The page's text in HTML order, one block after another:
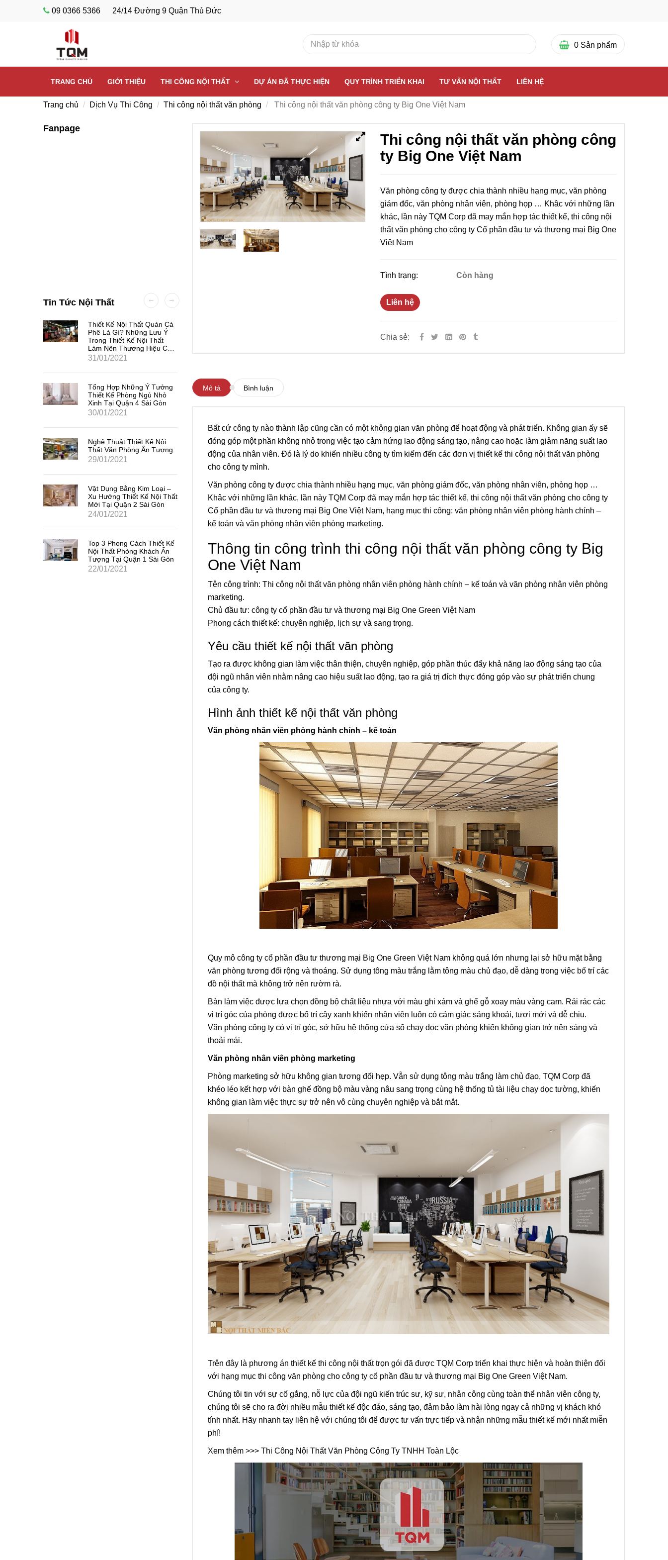
Thi công nội thất văn phòng công
ty Big One Việt Nam
Văn phòng công ty được chia thành nhiều hạng mục, văn phòng
giám đốc, văn phòng nhân viên, phòng họp … Khâc với những lần
khác, lần này TQM Corp đã may mắn hợp tác thiết kế, thi công nội
thất văn phòng cho công ty Cổ phần đầu tư và thương mại Big One
Việt Nam
Tình trạng: Còn hàng
Liên hệ
Chia sẻ:
Mô tả Bình luận
Bất cứ công ty nào thành lập cũng cần có một không gian văn phòng để hoạt động và phát triển. Không gian ấy sẽ
đóng góp một phần không nhỏ trong việc tạo cảm hứng lao động sáng tạo, nâng cao hoặc làm giảm năng suất lao
động của nhân viên. Đó là lý do khiến nhiều công ty tìm kiếm đến các đơn vị thiết kế thi công nội thất văn phòng
cho công ty mình.
Văn phòng công ty được chia thành nhiều hạng mục, văn phòng giám đốc, văn phòng nhân viên, phòng họp …
Khâc với những lần khác, lần này TQM Corp đã may mắn hợp tác thiết kế, thi công nội thất văn phòng cho công ty
Cổ phần đầu tư và thương mại Big One Việt Nam, hạng mục thi công: văn phòng nhân viên phòng hành chính –
kế toán và văn phòng nhân viên phòng marketing.
Thông tin công trình thi công nội thất văn phòng công ty Big
One Việt Nam
Tên công trình: Thi công nội thất văn phòng nhân viên phòng hành chính – kế toán và văn phòng nhân viên phòng
marketing.
Chủ đầu tư: công ty cổ phần đầu tư và thương mại Big One Green Việt Nam
Phong cách thiết kế: chuyên nghiệp, lịch sự và sang trọng.
Yêu cầu thiết kế nội thất văn phòng
Tạo ra được không gian làm việc thân thiện, chuyên nghiệp, góp phần thúc đẩy khả năng lao động sáng tạo của
đội ngũ nhân viên nhằm nâng cao hiệu suất lao động, tạo ra giá trị đích thực đóng góp vào sự phát triển chung
của công ty.
Hình ảnh thiết kế nội thất văn phòng
Văn phòng nhân viên phòng hành chính – kế toán
Quy mô công ty cổ phần đầu tư thương mại Big One Green Việt Nam không quá lớn nhưng lại sở hữu mặt bằng
văn phòng tương đối rộng và thoáng. Sử dụng tông màu trắng lằm tông màu chủ đạo, dễ dàng trong việc bố trí các
đồ nội thất mà không trở nên rườm rà.
Bàn làm việc được lựa chọn đồng bộ chất liệu nhựa với màu ghi xám và ghế gỗ xoay màu vàng cam. Rải rác các
vị trí góc của phòng được bố trí cây xanh khiến nhân viên luôn có cảm giác sảng khoải, tươi mới và dễ chịu.
Văn phòng công ty có vị trí góc, sở hữu hệ thống cửa sổ chạy dọc văn phòng khiến không gian trở nên sáng và
thoải mái.
Văn phòng nhân viên phòng marketing
Phòng marketing sở hữu không gian tương đối hẹp. Vẫn sử dụng tông màu trắng làm chủ đạo, TQM Corp đã
khéo léo kết hợp với bàn ghế đồng bộ màu vàng nâu sang trọng cùng hệ thống tủ tài liệu chạy dọc tường, khiến
không gian làm việc thực sự trở nên vô cùng chuyên nghiệp và bắt mắt.
Trên đây là phương án thiết kế thi công nội thất trọn gói đã được TQM Corp triển khai thực hiện và hoàn thiện đối
với hạng mục thi công văn phòng cho công ty cổ phần đầu tư và thương mại Big One Green Việt Nam.
Chúng tôi tin với sự cố gắng, nỗ lực của đội ngũ kiến trúc sư, kỹ sư, nhân công cùng toàn thể nhân viên công ty,
chúng tôi sẽ cho ra đời nhiều mẫu thiết kế độc đáo, sáng tạo, đảm bảo làm hài lòng ngay cả những vị khách khó
tính nhất. Hãy nhanh tay liên hệ với chúng tôi để được tư vấn trực tiếp và nhận những mẫu thiết kế mới nhất miễn
phí!
Xem thêm >>> Thi Công Nội Thất Văn Phòng Công Ty TNHH Toàn Lộc
Fanpage
Tin Tức Nội Thất
Thiết Kế Nội Thất Quán Cà
Phê Là Gì? Những Lưu Ý
Trong Thiết Kế Nội Thất
Làm Nên Thương Hiệu Các
Quán Cà Phê Tại Quận 3
31/01/2021
Tổng Hợp Những Ý Tưởng
Thiết Kế Phòng Ngủ Nhỏ
Xinh Tại Quận 4 Sài Gòn
30/01/2021
Nghệ Thuật Thiết Kế Nội
Thất Văn Phòng Ấn Tượng
29/01/2021
Vật Dụng Bằng Kim Loại –
Xu Hướng Thiết Kế Nội Thất
Mới Tại Quận 2 Sài Gòn
24/01/2021
Top 3 Phong Cách Thiết Kế
Nội Thất Phòng Khách Ấn
Tượng Tại Quận 1 Sài Gòn
22/01/2021
Phê Là Gì? Những Lưu Ý
Trong Thiết Kế Nội Thất
Quán Cà Phê Tại Quận 3
Nghệ Thuật Thiết Kế Nội
Thất Văn Phòng Ấn Tượng
29/01/2021
Vật Dụng Bằng Kim Loại –
Xu Hướng Thiết Kế Nội Thất
Mới Tại Quận 2 Sài Gòn
24/01/2021
Top 3 Phong Cách Thiết Kế
Nội Thất Phòng Khách Ấn
Tượng Tại Quận 1 Sài Gòn
09 0366 5366 24/14 Đường 9 Quận Thủ Đức
0 Sản phẩm
TRANG CHỦ GIỚI THIỆU THI CÔNG NỘI THẤT DỰ ÁN ĐÃ THỰC HIỆN QUY TRÌNH TRIỂN KHAI TƯ VẤN NỘI THẤT LIÊN HỆ
Trang chủ Dịch Vụ Thi Công Thi công nội thất văn phòng Thi công nội thất văn phòng công ty Big One Việt Nam